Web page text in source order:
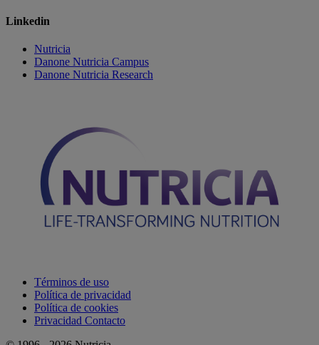
Linkedin
Nutricia
Danone Nutricia Campus
Danone Nutricia Research
Términos de uso
Política de privacidad
Política de cookies
Privacidad Contacto